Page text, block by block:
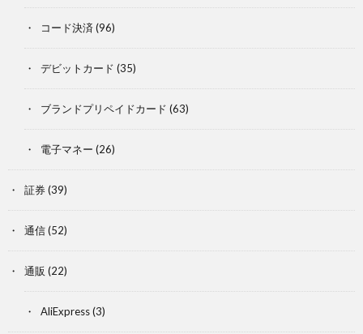
コード決済 (96)
デビットカード (35)
ブランドプリペイドカード (63)
電子マネー (26)
証券(39)
通信(52)
通販 (22)
AliExpress(3)